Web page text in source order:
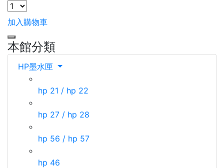
本館分類
HP墨水匣
hp 21 / hp 22
hp 27 / hp 28
hp 56 / hp 57
hp 46
加入購物車